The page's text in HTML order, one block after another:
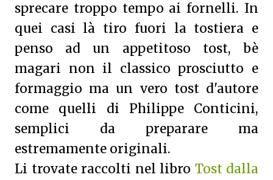
sprecare troppo tempo ai fornelli. In
quei casi là tiro fuori la tostiera e
penso ad un appetitoso tost, bè
magari non il classico prosciutto e
formaggio ma un vero tost d'autore
come quelli di Philippe Conticini,
semplici da preparare ma
estremamente originali.
Li trovate raccolti nel libro Tost dalla